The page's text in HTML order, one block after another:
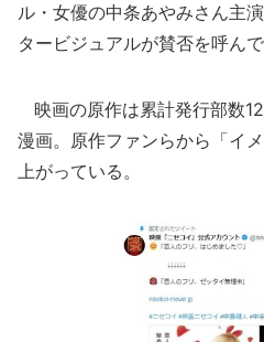
ル・女優の中条あやみさん主
タービジュアルが賛否を呼んで
映画の原作は累計発行部数
漫画。原作ファンらから「イ
上がっている。